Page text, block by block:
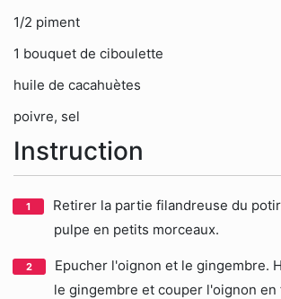
1/2 piment
1 bouquet de ciboulette
huile de cacahuètes
poivre, sel
Instruction
Retirer la partie filandreuse du
pulpe en petits morceaux.
Epucher l'oignon et le gingembre.
le gingembre et couper l'oignon